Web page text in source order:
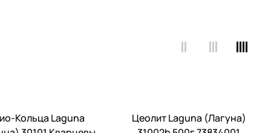
Кольца Laguna
Цеолит Laguna (Лагуна)